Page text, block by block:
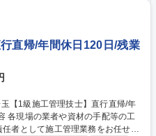
。導入主要ブランドは『BOB』
年創業。ユニセックスのゴルフ＆
品」「シンプル」「クラシック」
客様も多くいらっしゃいます。 募
ショップのアパレル販売スタッフ
直帰/年間休日120日/残業
者として施工管理業務をお任せい